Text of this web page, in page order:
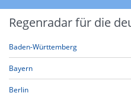
Regenradar für die
Baden-Württemberg
Bayern
Berlin